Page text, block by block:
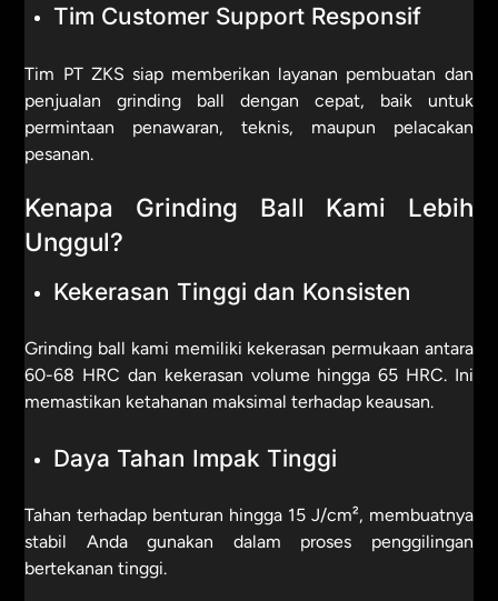
Tim Customer Support Responsif
Tim PT ZKS siap memberikan layanan pembuatan dan
penjualan grinding ball dengan cepat, baik untuk
permintaan penawaran, teknis, maupun pelacakan
pesanan.
Kenapa Grinding Ball Kami Lebih
Unggul?
Kekerasan Tinggi dan Konsisten
Grinding ball kami memiliki kekerasan permukaan antara
60-68 HRC dan kekerasan volume hingga 65 HRC. Ini
memastikan ketahanan maksimal terhadap keausan.
Daya Tahan Impak Tinggi
Tahan terhadap benturan hingga 15 J/cm², membuatnya
stabil Anda gunakan dalam proses penggilingan
bertekanan tinggi.